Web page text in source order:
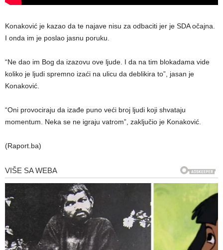
Konaković je kazao da te najave nisu za odbaciti jer je SDA očajna.
I onda im je poslao jasnu poruku.
“Ne dao im Bog da izazovu ove ljude. I da na tim blokadama vide
koliko je ljudi spremno izaći na ulicu da deblikira to”, jasan je
Konaković.
“Oni provociraju da izađe puno veći broj ljudi koji shvataju
momentum. Neka se ne igraju vatrom”, zaključio je Konaković.
(Raport.ba)